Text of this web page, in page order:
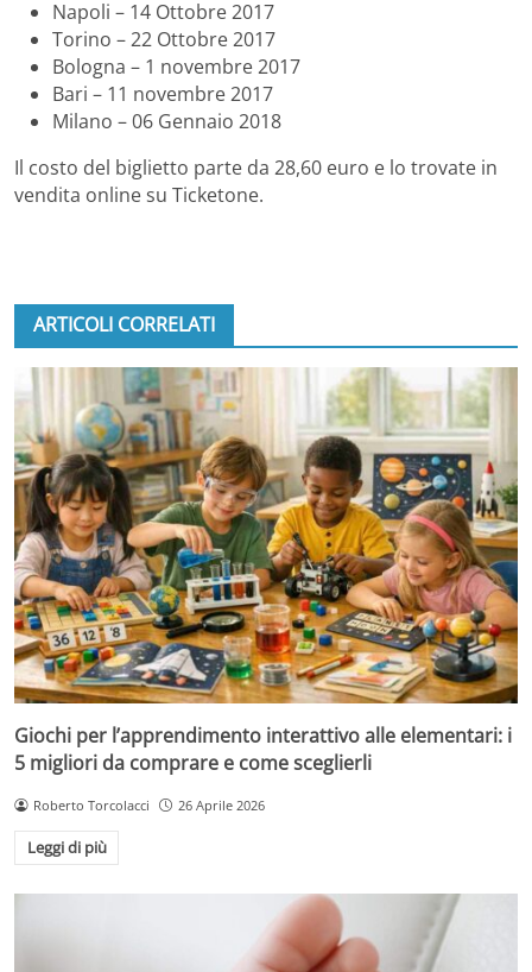
Napoli – 14 Ottobre 2017
Torino – 22 Ottobre 2017
Bologna – 1 novembre 2017
Bari – 11 novembre 2017
Milano – 06 Gennaio 2018
Il costo del biglietto parte da 28,60 euro e lo trovate in
vendita online su Ticketone.
ARTICOLI CORRELATI
Giochi per l’apprendimento interattivo alle elementari: i
5 migliori da comprare e come sceglierli
Roberto Torcolacci 26 Aprile 2026
Leggi di più